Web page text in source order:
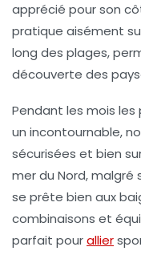
apprécié pour son
pratique aisément
long des plages,
découverte des
Pendant les mois
un incontournable,
sécurisées et bien
mer du Nord,
se prête bien aux
combinaisons et
parfait pourallier